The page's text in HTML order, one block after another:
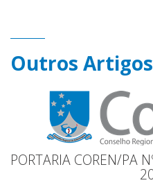
Outros Artigos
PORTARIA COREN/PA